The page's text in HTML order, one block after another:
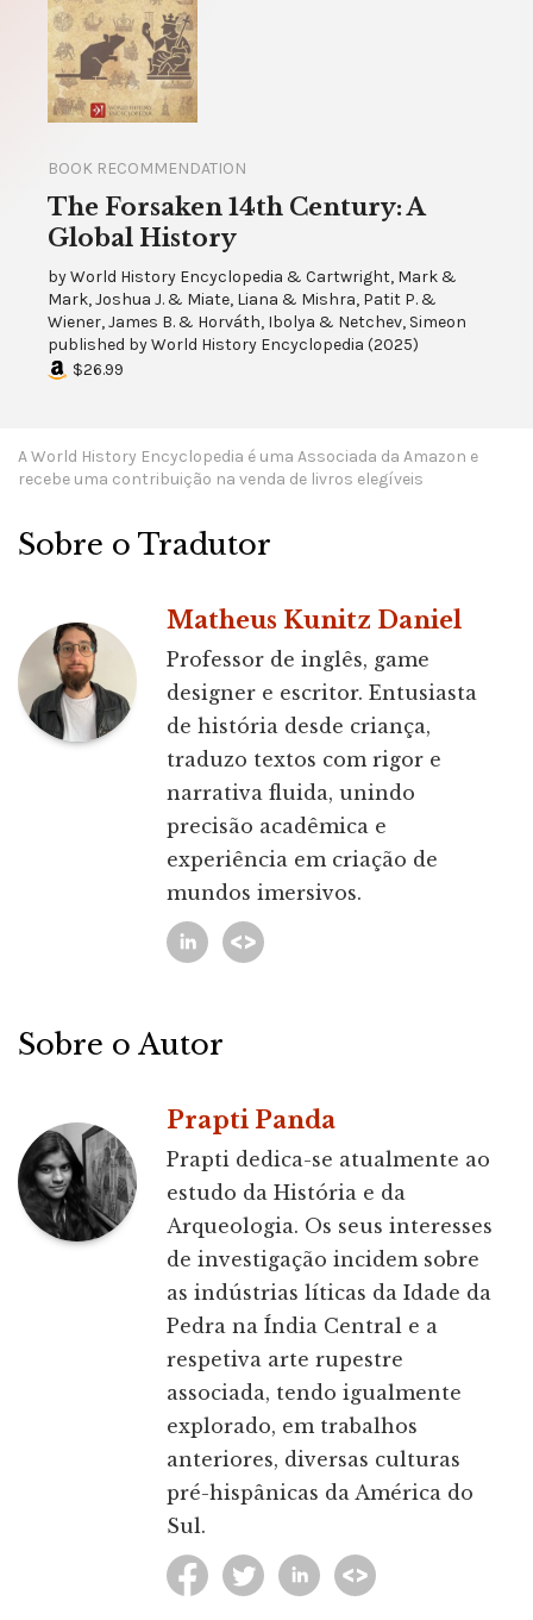
BOOK RECOMMENDATION
The Forsaken 14th Century: A
Global History
byWorld History Encyclopedia & Cartwright, Mark &
Mark, Joshua J. & Miate, Liana & Mishra, Patit P. &
Wiener, James B. & Horváth, Ibolya & Netchev, Simeon
published byWorld History Encyclopedia (2025)
$26.99
A World History Encyclopedia é uma Associada da Amazon e
recebe uma contribuição na venda de livros elegíveis
Sobre o Tradutor
Matheus Kunitz Daniel
Professor de inglês, game
designer e escritor. Entusiasta
de história desde criança,
traduzo textos com rigor e
narrativa fluida, unindo
precisão acadêmica e
experiência em criação de
mundos imersivos.
Sobre o Autor
Prapti Panda
Prapti dedica-se atualmente ao
estudo da História e da
Arqueologia. Os seus interesses
de investigação incidem sobre
as indústrias líticas da Idade da
Pedra na Índia Central e a
respetiva arte rupestre
associada, tendo igualmente
explorado, em trabalhos
anteriores, diversas culturas
pré-hispânicas da América do
Sul.